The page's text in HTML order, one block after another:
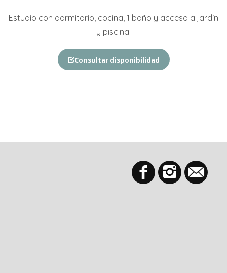
Estudio con dormitorio, cocina, 1 baño y acceso a jardín
y piscina.
Consultar disponibilidad